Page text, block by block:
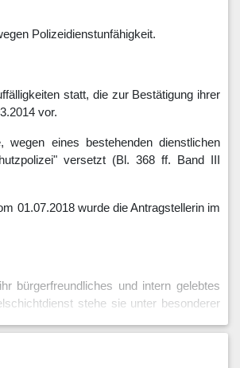
Polizeidienstunfähigkeit.
statt, die zur Bestätigung ihrer
vor.
wegen eines bestehenden dienstlichen
versetzt (Bl. 368 ff. Band III
01.07.2018 wurde die Antragstellerin im
bürgerfreundliches und intern gelebtes
stehe sie unter besonderer
3,0, Eignungs- und